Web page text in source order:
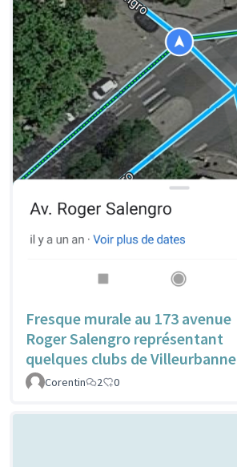
Fresque murale au 173 avenue
Roger Salengro représentant
quelques clubs de Villeurbanne
Corentin
2 0